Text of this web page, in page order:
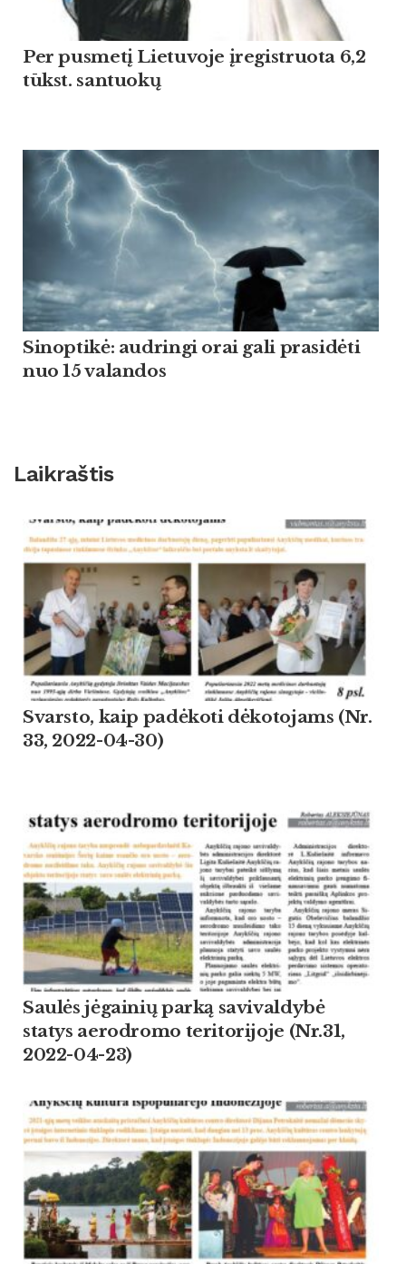
Per pusmetį Lietuvoje įregistruota 6,2
tūkst. santuokų
Sinoptikė: audringi orai gali prasidėti
nuo 15 valandos
Laikraštis
Svarsto, kaip padėkoti dėkotojams (Nr.
33, 2022-04-30)
Saulės jėgainių parką savivaldybė
statys aerodromo teritorijoje (Nr.31,
2022-04-23)